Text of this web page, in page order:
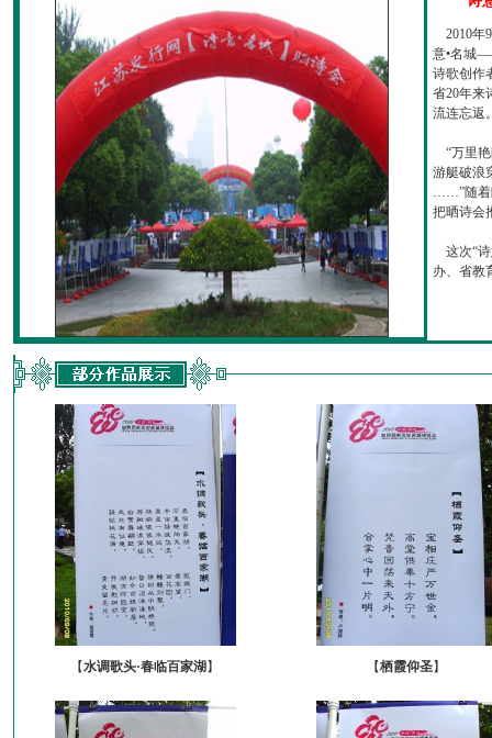
2010年
意•名城
诗歌创作
省20年来
流连忘返
“万里艳
游艇破浪
……”随着
把晒诗会
这次“诗
办、省教
【水调歌头·春临百家湖 】 【栖霞仰圣】